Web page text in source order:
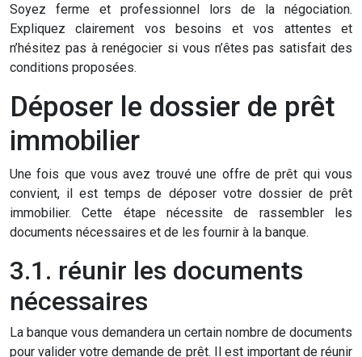
Soyez ferme et professionnel lors de la négociation.
Expliquez clairement vos besoins et vos attentes et
n’hésitez pas à renégocier si vous n’êtes pas satisfait des
conditions proposées.
Déposer le dossier de prêt
immobilier
Une fois que vous avez trouvé une offre de prêt qui vous
convient, il est temps de déposer votre dossier de prêt
immobilier. Cette étape nécessite de rassembler les
documents nécessaires et de les fournir à la banque.
3.1. réunir les documents
nécessaires
La banque vous demandera un certain nombre de documents
pour valider votre demande de prêt. Il est important de réunir